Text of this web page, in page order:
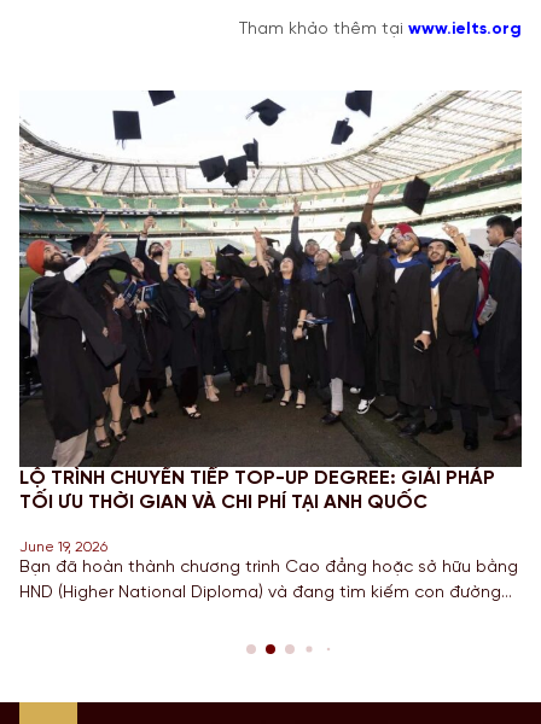
Tham khảo thêm tại www.ielts.org
LỘ TRÌNH CHUYỂN TIẾP TOP-UP DEGREE: GIẢI PHÁP
TỐI ƯU THỜI GIAN VÀ CHI PHÍ TẠI ANH QUỐC
June 19, 2026
Bạn đã hoàn thành chương trình Cao đẳng hoặc sở hữu bằng
HND (Higher National Diploma) và đang tìm kiếm con đường
Quốc gia có nền giáo dục hàng đầu? Lộ trình chuyển tiếp